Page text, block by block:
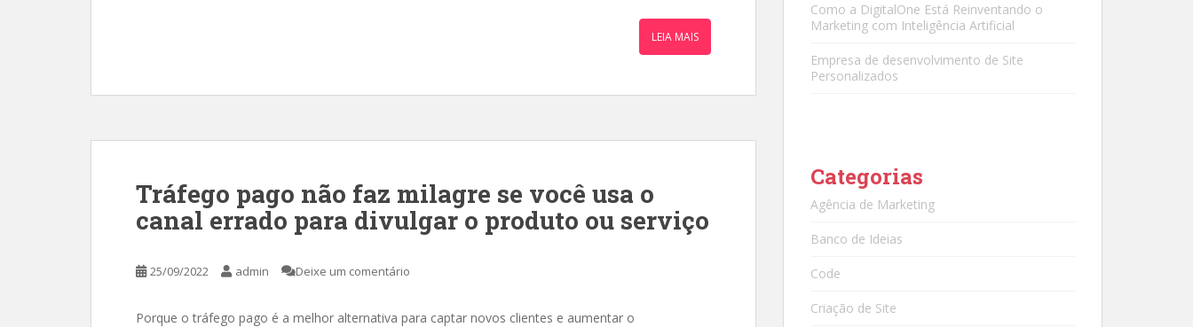
LEIA MAIS
Tráfego pago não faz milagre se você usa o
canal errado para divulgar o produto ou serviço
25/09/2022 admin Deixe um comentário
Porque o tráfego pago é a melhor alternativa para captar novos clientes e aumentar o
Como a DigitalOne Está Reinventando o
Marketing com Inteligência Artificial
Empresa de desenvolvimento de Site
Personalizados
Categorias
Agência de Marketing
Banco de Ideias
Code
Criação de Site